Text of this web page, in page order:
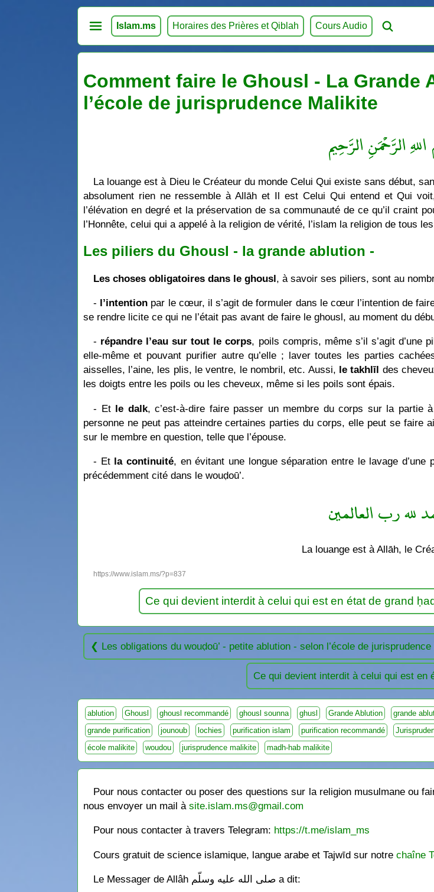
Islam.ms Horaires des Prières et Qiblah Cours Audio
Comment faire le Ghousl - La
l’école de jurisprudence Malikite
الرَّحْمَنِ الرَّحِيم
La louange est à Dieu le Créateur du monde Celui Qui existe sans début,
absolument rien ne ressemble à Allāh et Il est Celui Qui entend et Qui
l’élévation en degré et la préservation de sa communauté de ce qu’il craint
l’Honnête, celui qui a appelé à la religion de vérité, l’islam la religion de tous
Les piliers du Ghousl - la grande ablution -
Les choses obligatoires dans le ghousl, à savoir ses piliers, sont au
- l’intention par le cœur, il s’agit de formuler dans le cœur l’intention de
se rendre licite ce qui ne l’était pas avant de faire le ghousl, au moment du
- répandre l’eau sur tout le corps, poils compris, même s’il s’agit d’une
elle-même et pouvant purifier autre qu’elle ; laver toutes les parties
aisselles, l’aine, les plis, le ventre, le nombril, etc. Aussi, le takhlīl des
les doigts entre les poils ou les cheveux, même si les poils sont épais.
- Et le dalk, c’est-à-dire faire passer un membre du corps sur la partie
personne ne peut pas atteindre certaines parties du corps, elle peut se faire
sur le membre en question, telle que l’épouse.
- Et la continuité, en évitant une longue séparation entre le lavage
précédemment cité dans le wouḍoū’.
لله رب العالمين
La louange est à Allāh, le
https://www.islam.ms/?p=837
Ce qui devient interdit à celui qui est en état de grand
Les obligations du wouḍoū’ - petite ablution - selon l’école de
Ce qui devient interdit à celui qui est en
ablution Ghousl ghousl recommandé ghousl sounna ghusl Grande Ablution grande
grande purification
jounoub lochies purification islam purification recommandé
école malikite
woudou jurisprudence malikite madh-hab malikite
Pour nous contacter ou poser des questions sur la religion musulmane ou
nous envoyer un mail à site.islam.ms@gmail.com
Pour nous contacter à travers Telegram: https://t.me/islam_ms
Cours gratuit de science islamique, langue arabe et Tajwīd sur notrechaîne
Le Messager de Allâh صلى الله عليه وسلّم a dit: